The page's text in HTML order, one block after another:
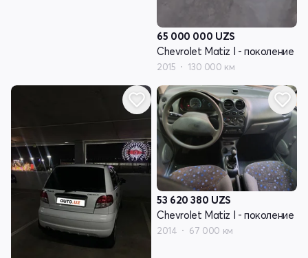
65 000 000 UZS
Chevrolet Matiz I - поколение
2015 130 000 км
53 620 380 UZS
Chevrolet Matiz I - поколение
2014 67 000 км